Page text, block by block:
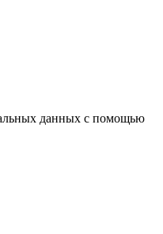
данных с помощью